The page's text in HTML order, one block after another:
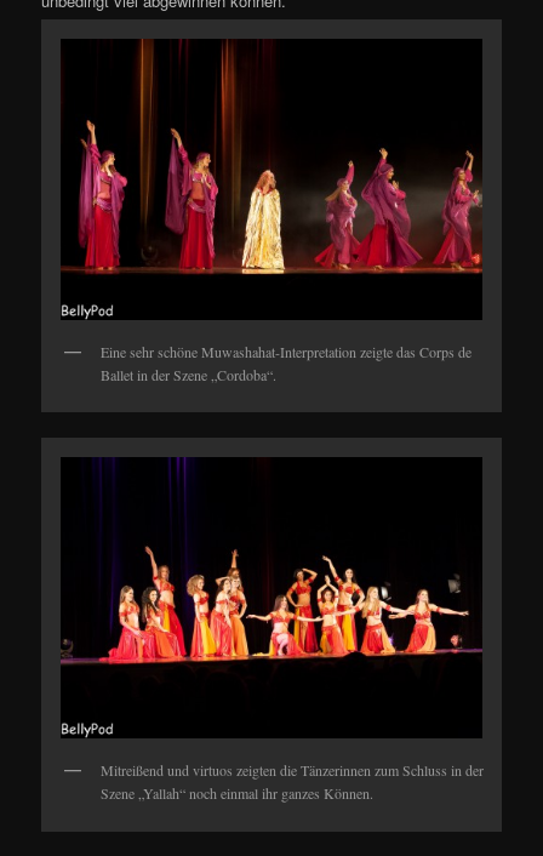
Eine sehr schöne Muwashahat-Interpretation zeigte das Corps de
Ballet in der Szene „Cordoba“.
Mitreißend und virtuos zeigten die Tänzerinnen zum Schluss in der
Szene „Yallah“ noch einmal ihr ganzes Können.